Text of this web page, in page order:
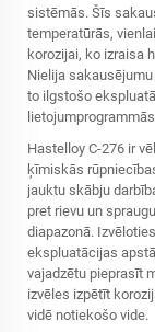
sistēmās. Šīs
temperatūrās,
korozijai, ko izraisa
Nielija
to ilgstošo
Hastelloy C-276 ir
ķīmiskās
jauktu skābju
pret rievu un
diapazonā. Izvēloties
ekspluatācijas
vajadzētu pieprasīt
izvēles izpētīt
vidē notiekošo vide.